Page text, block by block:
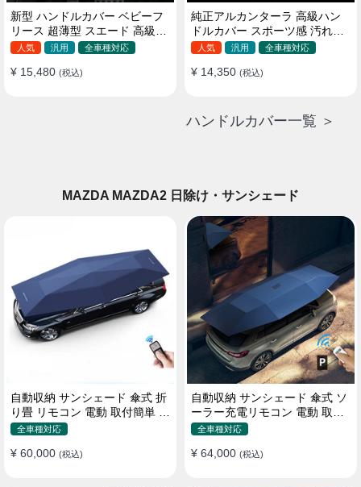
新型 ハンドルカバー ベビーフ
リース 超薄型 スエード 高級感
四季汎用 3色展開 38CM
人気 汎用 全車種対応
¥ 15,480 (税込)
純正アルカンターラ 高級ハン
ドルカバー スポーツ感 汚れ防
止 おしゃれ 全車種対応
人気 汎用 全車種対応
¥ 14,350 (税込)
ハンドルカバー一覧 ＞
MAZDA MAZDA2 日除け・サンシェード
自動収納 サンシェード 傘式 折
り畳 リモコン 電動 取付簡単 汎
用 防風
全車種対応
¥ 60,000 (税込)
自動収納 サンシェード 傘式 ソ
ーラー充電リモコン 電動 取付
簡単 汎用
全車種対応
¥ 64,000 (税込)